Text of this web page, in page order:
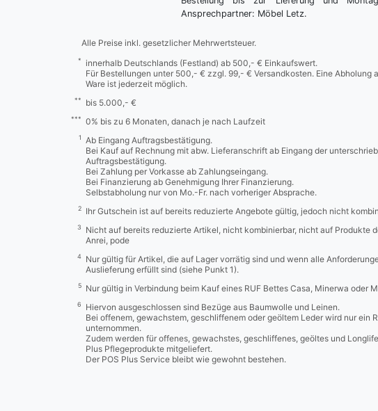
Ansprechpartner: Möbel Letz.
Alle Preise inkl. gesetzlicher Mehrwertsteuer.
*
innerhalb Deutschlands (Festland) ab 500,- € Einkaufswert.
Für Bestellungen unter 500,- € zzgl. 99,- € Versandkosten. Eine Abholung
Ware ist jederzeit möglich.
** bis 5.000,- €
*** 0% bis zu 6 Monaten, danach je nach Laufzeit
1
Ab Eingang Auftragsbestätigung.
Bei Kauf auf Rechnung mit abw. Lieferanschrift ab Eingang der
Auftragsbestätigung.
Bei Zahlung per Vorkasse ab Zahlungseingang.
Bei Finanzierung ab Genehmigung Ihrer Finanzierung.
Selbstabholung nur von Mo.-Fr. nach vorheriger Absprache.
2 Ihr Gutschein ist auf bereits reduzierte Angebote gültig, jedoch nicht
3
Nicht auf bereits reduzierte Artikel, nicht kombinierbar, nicht auf Produkte
Anrei, pode
4
Nur gültig für Artikel, die auf Lager vorrätig sind und wenn alle
Auslieferung erfüllt sind (siehe Punkt 1).
5 Nur gültig in Verbindung beim Kauf eines RUF Bettes Casa, Minerwa oder
6
Hiervon ausgeschlossen sind Bezüge aus Baumwolle und Leinen.
Bei offenem, gewachstem, geschliffenem oder geöltem Leder wird nur ein
unternommen.
Zudem werden für offenes, gewachstes, geschliffenes, geöltes und
Plus Pflegeprodukte mitgeliefert.
Der POS Plus Service bleibt wie gewohnt bestehen.